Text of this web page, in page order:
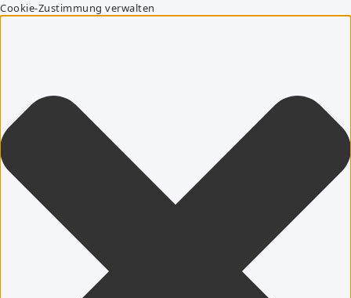
Cookie-Zustimmung verwalten